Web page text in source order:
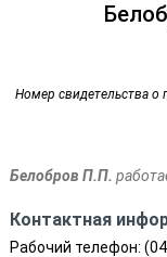
Номер свидетельства о
Белобров П.П.
Контактная
Рабочий телефон: